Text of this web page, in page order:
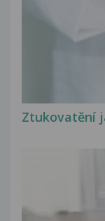
Ztukovatění